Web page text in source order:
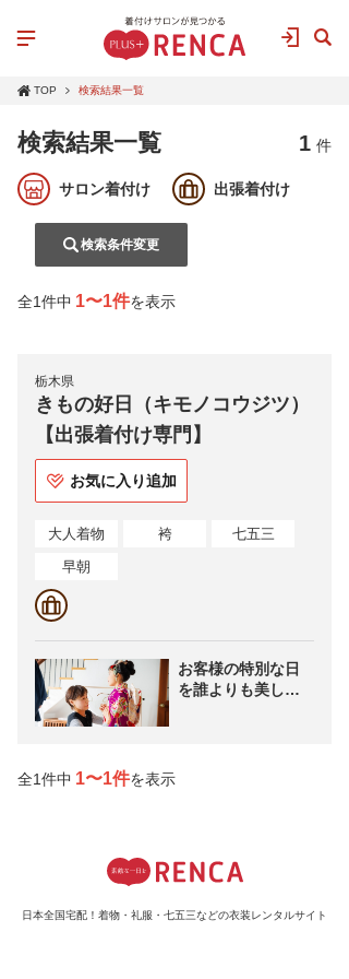
TOP 検索結果一覧
検索結果一覧 1 件
サロン着付け 出張着付け
検索条件変更
全1件中 1〜1件を表示
栃木県
きもの好日（キモノコウジツ）
【出張着付け専門】
お気に入り追加
大人着物 袴
七五三
早朝
お客様の特別な日
を誰よりも美しく
全1件中 1〜1件を表示
日本全国宅配！着物・礼服・七五三などの衣装レンタルサイト